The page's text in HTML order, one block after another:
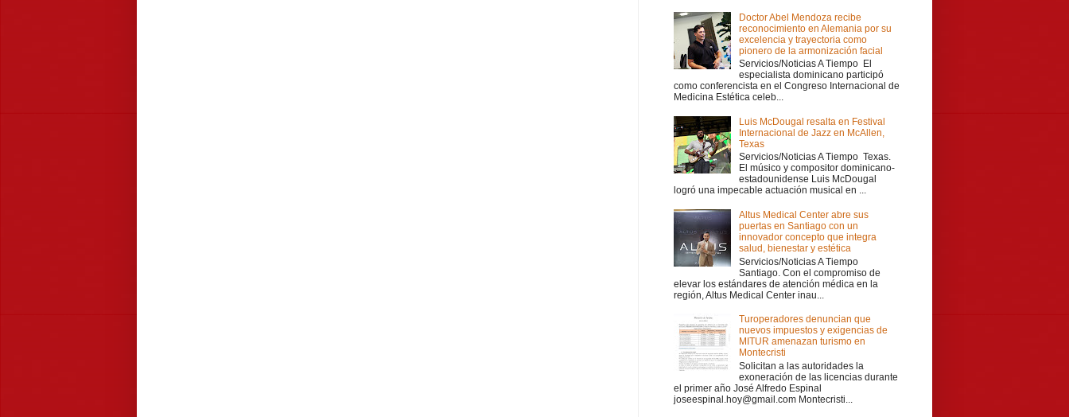
Doctor Abel Mendoza recibe
reconocimiento en Alemania por su
excelencia y trayectoria como
pionero de la armonización facial
Servicios/Noticias A Tiempo El
especialista dominicano participó
como conferencista en el Congreso Internacional de
Medicina Estética celeb...
Luis McDougal resalta en Festival
Internacional de Jazz en McAllen,
Texas
Servicios/Noticias A Tiempo Texas.
El músico y compositor dominicano-
estadounidense Luis McDougal
logró una impecable actuación musical en ...
Altus Medical Center abre sus
puertas en Santiago con un
innovador concepto que integra
salud, bienestar y estética
Servicios/Noticias A Tiempo
Santiago. Con el compromiso de
elevar los estándares de atención médica en la
región, Altus Medical Center inau...
Turoperadores denuncian que
nuevos impuestos y exigencias de
MITUR amenazan turismo en
Montecristi
Solicitan a las autoridades la
exoneración de las licencias durante
el primer año José Alfredo Espinal
joseespinal.hoy@gmail.com Montecristi...